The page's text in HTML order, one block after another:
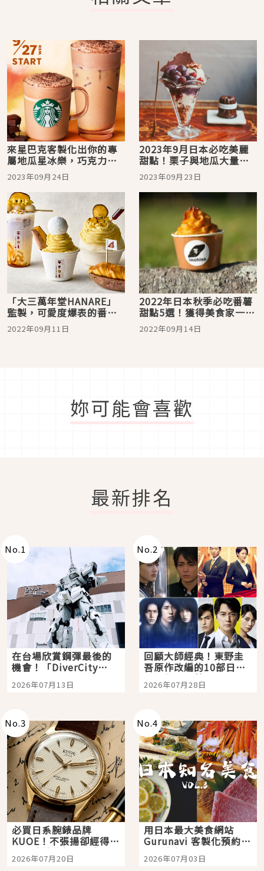
來星巴克客製化出你的專
屬地瓜星冰樂，巧克力新
品也將上市！
2023年09月24日
2023年9月日本必吃美麗
甜點！栗子與地瓜大量出
沒注意
2023年09月23日
「大三萬年堂HANARE」
監製，可愛度爆表的番薯
甜點專賣店「をかしなお
芋 芋をかし 下北沢」讓你
2022年09月11日
2022年日本秋季必吃番薯
甜點5選！獲得美食家一致
肯定的台灣產番薯冰淇淋
不吃不行
2022年09月14日
妳可能會喜歡
最新排名
No.1
在台場欣賞鋼彈最後的
機會！「DiverCity
Tokyo Plaza」搭船、
購物、美食及夜景，一
2026年07月13日
No.2
回顧大師經典！東野圭
吾原作改編的10部日本
影視作品推薦
2026年07月28日
No.3
必買日系腕錶品牌
KUOE！不張揚卻經得起
時間洗鍊的經典之作五
選
2026年07月20日
No.4
用日本最大美食網站
Gurunavi 客製化預約九
大都市餐廳，打造專屬
美食體驗！
2026年07月03日